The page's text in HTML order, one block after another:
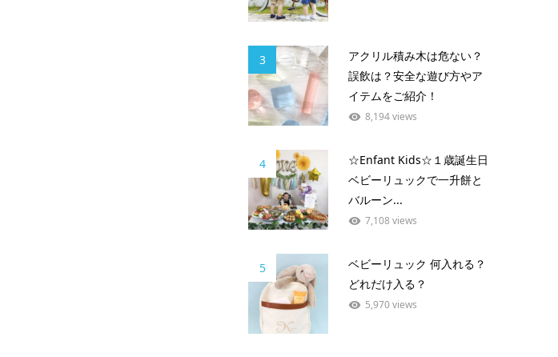
3
アクリル積み木は危ない？
誤飲は？安全な遊び方やア
イテムをご紹介！
8,194 views
4
☆Enfant Kids☆１歳誕生日
ベビーリュックで一升餅と
バルーン...
7,108 views
5
ベビーリュック 何入れる？
どれだけ入る？
5,970 views